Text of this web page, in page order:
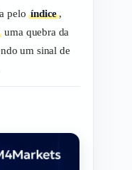
peloíndice ,
uma quebra da
um sinal de